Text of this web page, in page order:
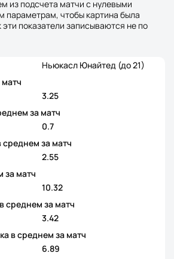
из подсчета матчи с нулевыми
параметрам, чтобы картина была
эти показатели записываются не по
Ньюкасл Юнайтед (до 21)
3.25
за матч
0.7
среднем за матч
2.55
за матч
10.32
среднем за матч
3.42
в среднем за матч
6.89